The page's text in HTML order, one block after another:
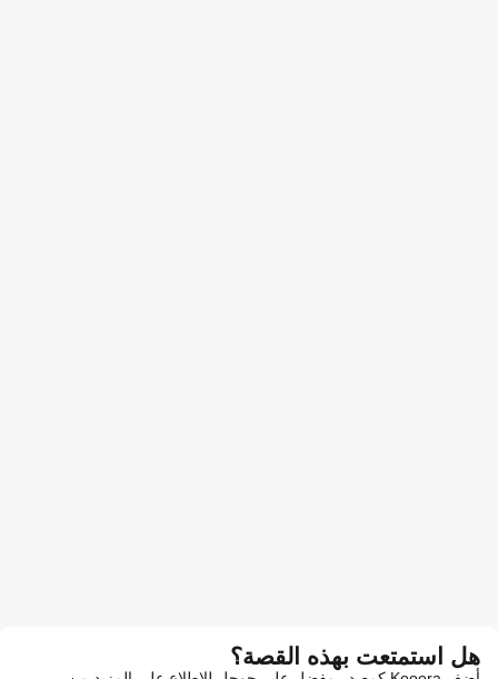
هل استمتعت بهذه القصة؟